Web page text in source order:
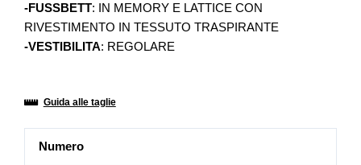
-FUSSBETT: IN MEMORY E LATTICE CON
RIVESTIMENTO IN TESSUTO TRASPIRANTE
-VESTIBILITA: REGOLARE
Guida alle taglie
Numero